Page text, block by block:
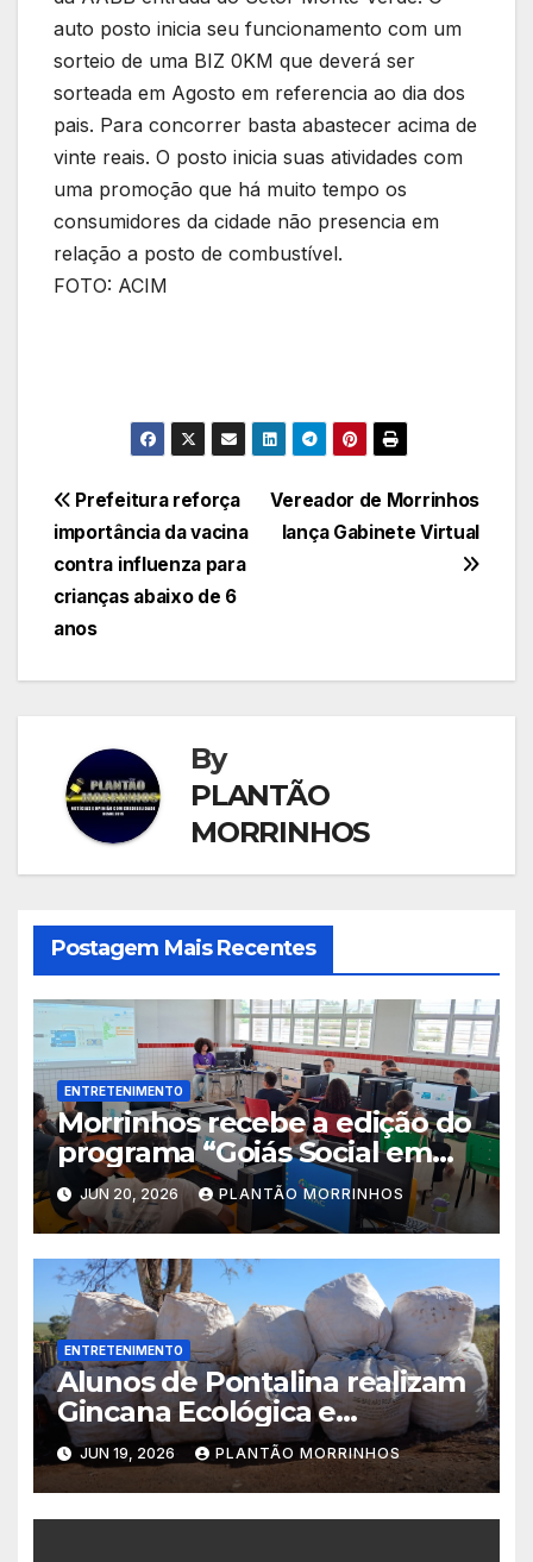
auto posto inicia seu funcionamento com um
sorteio de uma BIZ 0KM que deverá ser
sorteada em Agosto em referencia ao dia dos
pais. Para concorrer basta abastecer acima de
vinte reais. O posto inicia suas atividades com
uma promoção que há muito tempo os
consumidores da cidade não presencia em
relação a posto de combustível.
FOTO: ACIM
Navegação
de
Post
Vereador de Morrinhos
lança Gabinete Virtual
Prefeitura reforça
importância da vacina
contra influenza para
crianças abaixo de 6
anos
By
PLANTÃO
MORRINHOS
Postagem Mais Recentes
ENTRETENIMENTO
Morrinhos recebe a edição do
programa “Goiás Social em
Ação” com diversos serviços
gratuitos
JUN 20, 2026 PLANTÃO MORRINHOS
ENTRETENIMENTO
Alunos de Pontalina realizam
Gincana Ecológica e
conquistam visita ao Parque
Jatobá Centenário em
Morrinhos.
JUN 19, 2026 PLANTÃO MORRINHOS